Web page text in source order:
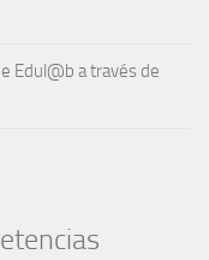
Edul@b a través de